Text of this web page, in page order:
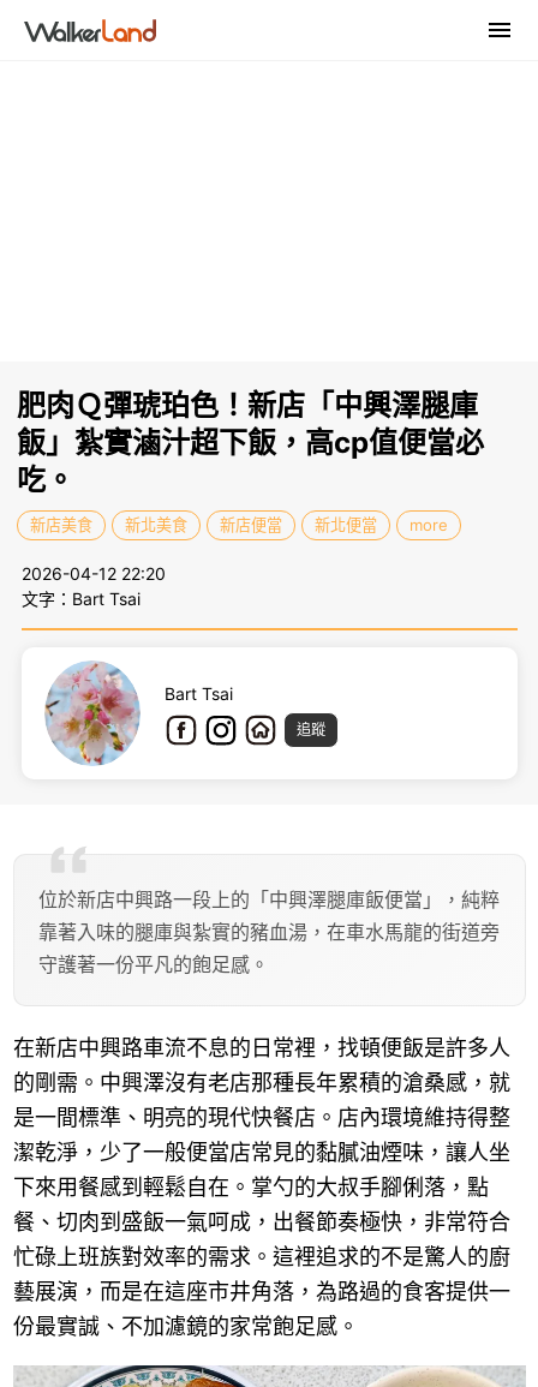
肥肉Ｑ彈琥珀色！新店「中興澤腿庫
飯」紮實滷汁超下飯，高cp值便當必
吃。
新店美食 新北美食 新店便當 新北便當 more
2026-04-12 22:20
文字：Bart Tsai
Bart Tsai
追蹤
位於新店中興路一段上的「中興澤腿庫飯便當」，純粹
靠著入味的腿庫與紮實的豬血湯，在車水馬龍的街道旁
守護著一份平凡的飽足感。
在新店中興路車流不息的日常裡，找頓便飯是許多人
的剛需。中興澤沒有老店那種長年累積的滄桑感，就
是一間標準、明亮的現代快餐店。店內環境維持得整
潔乾淨，少了一般便當店常見的黏膩油煙味，讓人坐
下來用餐感到輕鬆自在。掌勺的大叔手腳俐落，點
餐、切肉到盛飯一氣呵成，出餐節奏極快，非常符合
忙碌上班族對效率的需求。這裡追求的不是驚人的廚
藝展演，而是在這座市井角落，為路過的食客提供一
份最實誠、不加濾鏡的家常飽足感。